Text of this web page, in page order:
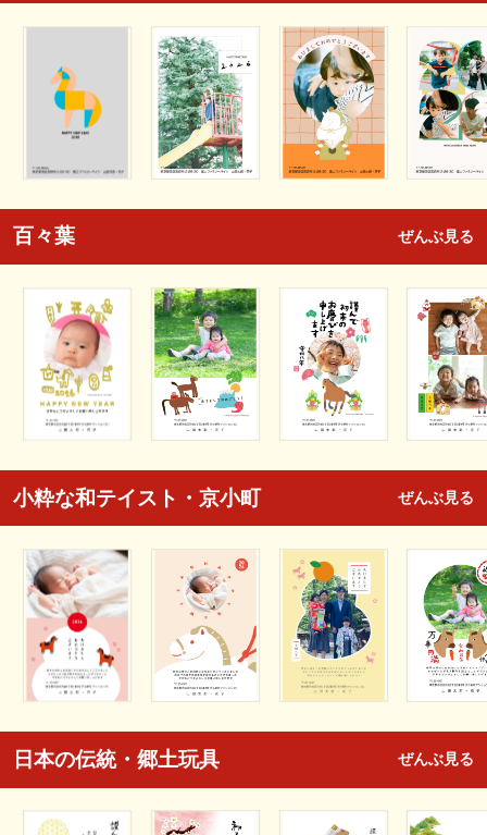
百々葉 ぜんぶ見る
小粋な和テイスト・京小町 ぜんぶ見る
日本の伝統・郷土玩具 ぜんぶ見る